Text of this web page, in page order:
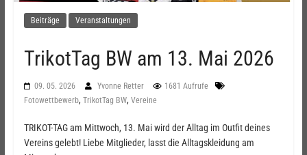
Beiträge Veranstaltungen
TrikotTag BW am 13. Mai 2026
09. 05. 2026 Yvonne Retter
1681 Aufrufe
Fotowettbewerb, TrikotTag BW, Vereine
TRIKOT-TAG am Mittwoch, 13. Mai wird der Alltag im Outfit deines
Vereins gelebt! Liebe Mitglieder, lasst die Alltagskleidung am